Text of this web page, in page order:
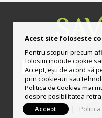
© 2013-2025
UNGURAS ION LUCIAN
Politica de utilizare
Acest site foloseste
Pentru scopuri precum
folosim module cookie
Accept, ești de acord să
prin cookie-uri sau
Politica de Cookies mai
despre posibilitatea
Accept
|